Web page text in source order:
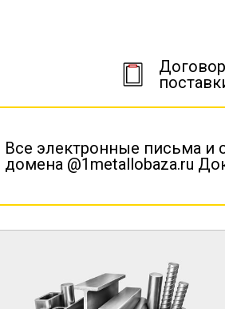
Договор
электронные письма и
домена @1metallobaza.ru